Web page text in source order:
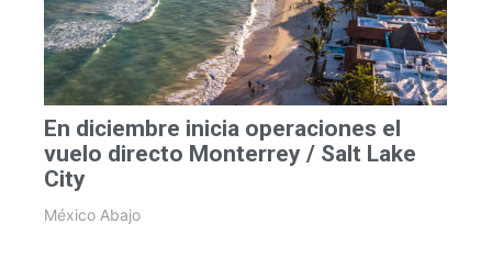
En diciembre inicia operaciones el
vuelo directo Monterrey / Salt Lake
City
México Abajo